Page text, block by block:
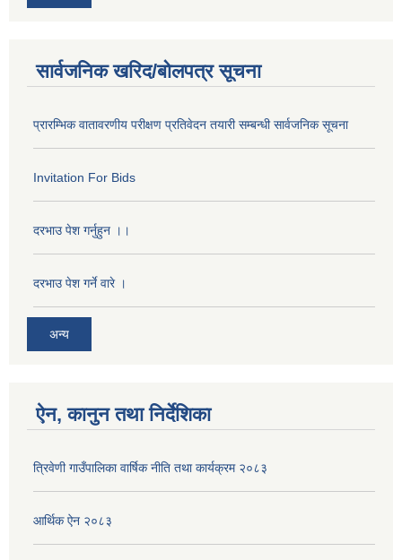
सार्वजनिक खरिद/बोलपत्र सूचना
प्रारम्भिक वातावरणीय परीक्षण प्रतिवेदन तयारी सम्बन्धी सार्वजनिक सूचना
Invitation For Bids
दरभाउ पेश गर्नुहुन ।।
दरभाउ पेश गर्ने वारे ।
अन्य
ऐन, कानुन तथा निर्देशिका
त्रिवेणी गाउँपालिका वार्षिक नीति तथा कार्यक्रम २०८३
आर्थिक ऐन २०८३